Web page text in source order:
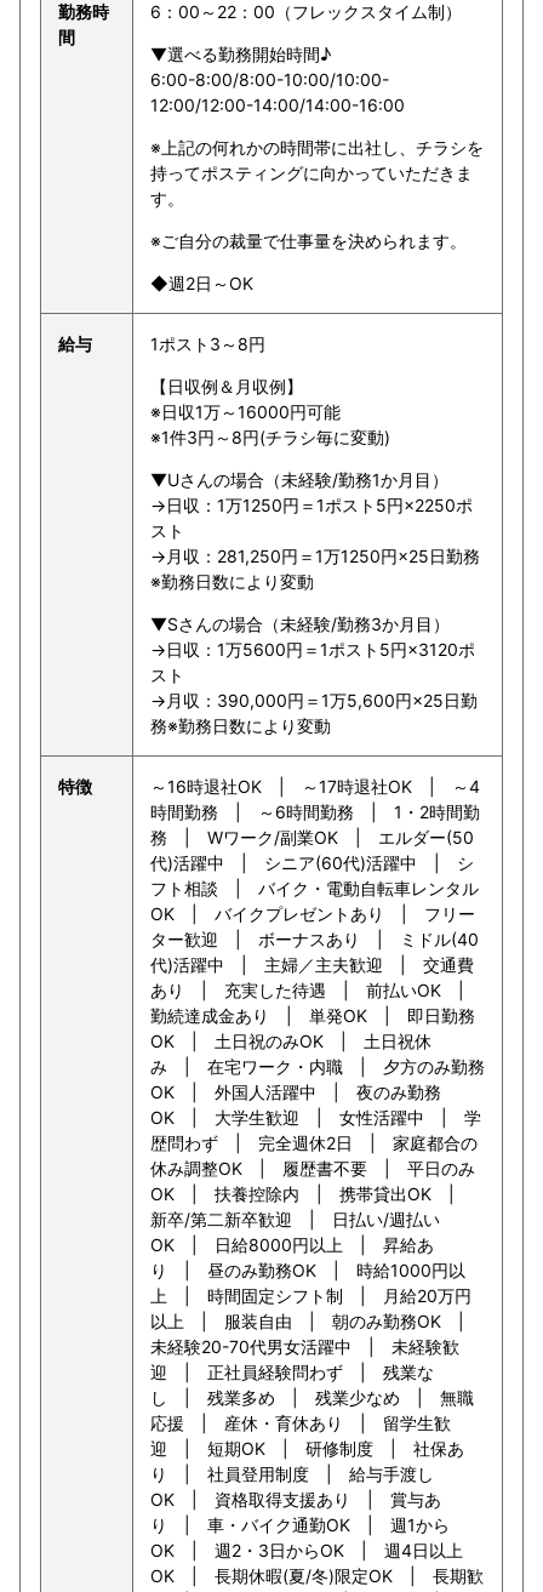
勤務時
間
6：00～22：00（フレックスタイム制）
▼選べる勤務開始時間♪
6:00-8:00/8:00-10:00/10:00-
12:00/12:00-14:00/14:00-16:00
※上記の何れかの時間帯に出社し、チラシを
持ってポスティングに向かっていただきま
す。
※ご自分の裁量で仕事量を決められます。
◆週2日～OK
給与 1ポスト3～8円
【日収例＆月収例】
※日収1万～16000円可能
※1件3円～8円(チラシ毎に変動)
▼Uさんの場合（未経験/勤務1か月目）
→日収：1万1250円＝1ポスト5円×2250ポ
スト
→月収：281,250円＝1万1250円×25日勤務
※勤務日数により変動
▼Sさんの場合（未経験/勤務3か月目）
→日収：1万5600円＝1ポスト5円×3120ポ
スト
→月収：390,000円＝1万5,600円×25日勤
務※勤務日数により変動
特徴
～16時退社OK | ～17時退社OK | ～4
時間勤務 | ～6時間勤務 | 1・2時間勤
務 | Wワーク/副業OK | エルダー(50
代)活躍中 | シニア(60代)活躍中 | シ
フト相談 | バイク・電動自転車レンタル
OK | バイクプレゼントあり | フリー
ター歓迎 | ボーナスあり | ミドル(40
代)活躍中 | 主婦／主夫歓迎 | 交通費
あり | 充実した待遇 | 前払いOK |
勤続達成金あり | 単発OK | 即日勤務
OK | 土日祝のみOK | 土日祝休
み | 在宅ワーク・内職 | 夕方のみ勤務
OK | 外国人活躍中 | 夜のみ勤務
OK | 大学生歓迎 | 女性活躍中 | 学
歴問わず | 完全週休2日 | 家庭都合の
休み調整OK | 履歴書不要 | 平日のみ
OK | 扶養控除内 | 携帯貸出OK |
新卒/第二新卒歓迎 | 日払い/週払い
OK | 日給8000円以上 | 昇給あ
り | 昼のみ勤務OK | 時給1000円以
上 | 時間固定シフト制 | 月給20万円
以上 | 服装自由 | 朝のみ勤務OK |
未経験20-70代男女活躍中 | 未経験歓
迎 | 正社員経験問わず | 残業な
し | 残業多め | 残業少なめ | 無職
応援 | 産休・育休あり | 留学生歓
迎 | 短期OK | 研修制度 | 社保あ
り | 社員登用制度 | 給与手渡し
OK | 資格取得支援あり | 賞与あ
り | 車・バイク通勤OK | 週1から
OK | 週2・3日からOK | 週4日以上
OK | 長期休暇(夏/冬)限定OK | 長期歓